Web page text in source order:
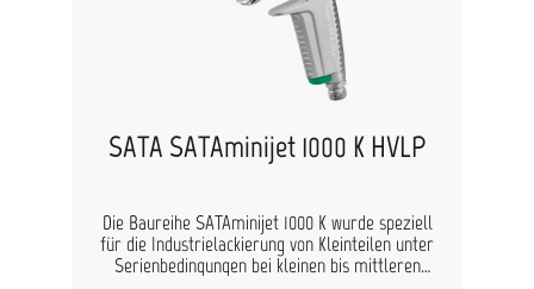
SATA SATAminijet 1000 K HVLP
Die Baureihe SATAminijet 1000 K wurde speziell
für die Industrielackierung von Kleinteilen unter
Serienbedingungen bei kleinen bis mittleren